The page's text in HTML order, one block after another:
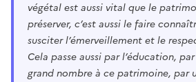
végétal est aussi vital que le
préserver, c’est aussi le faire
susciter l’émerveillement et le
Cela passe aussi par l’éducation,
grand nombre à ce patrimoine, par